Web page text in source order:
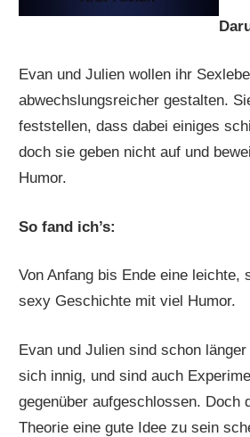
Evan und Julien wollen ihr
abwechslungsreicher gestalten.
feststellen, dass dabei einiges
doch sie geben nicht auf und
Humor.
So fand ich’s:
Von Anfang bis Ende eine leichte,
sexy Geschichte mit viel Humor.
Evan und Julien sind schon
sich innig, und sind auch
gegenüber aufgeschlossen. Doch
Theorie eine gute Idee zu sein